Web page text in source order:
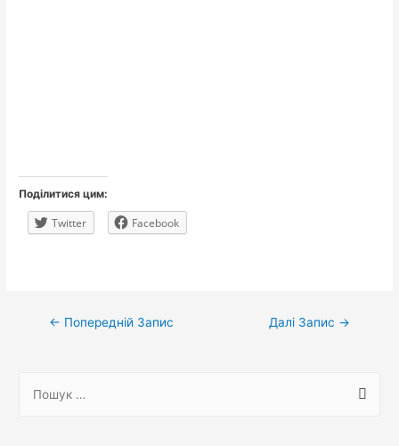
Поділитися цим:
Twitter Facebook
Навігація
← Попередній Запис Далі Запис →